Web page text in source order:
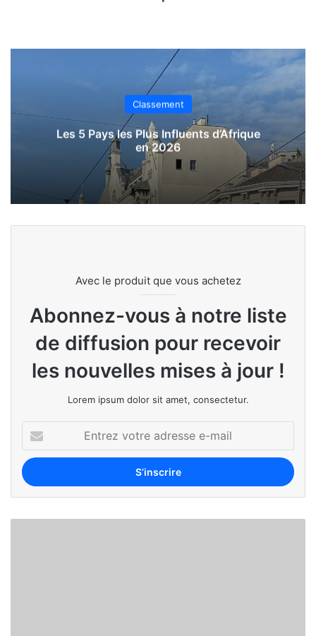
Classement
Les 5 Pays les Plus Influents d’Afrique
en 2026
Avec le produit que vous achetez
Abonnez-vous à notre liste
de diffusion pour recevoir
les nouvelles mises à jour !
Lorem ipsum dolor sit amet, consectetur.